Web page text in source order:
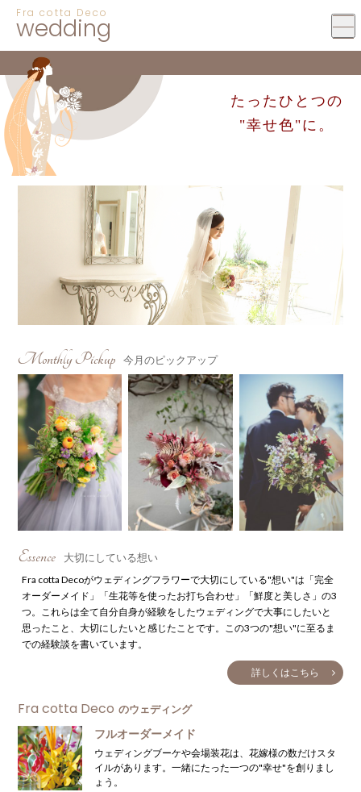
Fra cotta Deco
wedding
たったひとつの
"幸せ色"に。
Monthly Pickup 今月のピックアップ
Essence
大切にしている想い
Fra cotta Decoがウェディングフラワーで大切にしている"想い"は「完全
オーダーメイド」「生花等を使ったお打ち合わせ」「鮮度と美しさ」の3
つ。これらは全て自分自身が経験をしたウェディングで大事にしたいと
思ったこと、大切にしたいと感じたことです。この3つの"想い"に至るま
での経験談を書いています。
詳しくはこちら
Fra cotta Deco のウェディング
フルオーダーメイド
ウェディングブーケや会場装花は、花嫁様の数だけスタ
イルがあります。一緒にたった一つの"幸せ"を創りまし
ょう。